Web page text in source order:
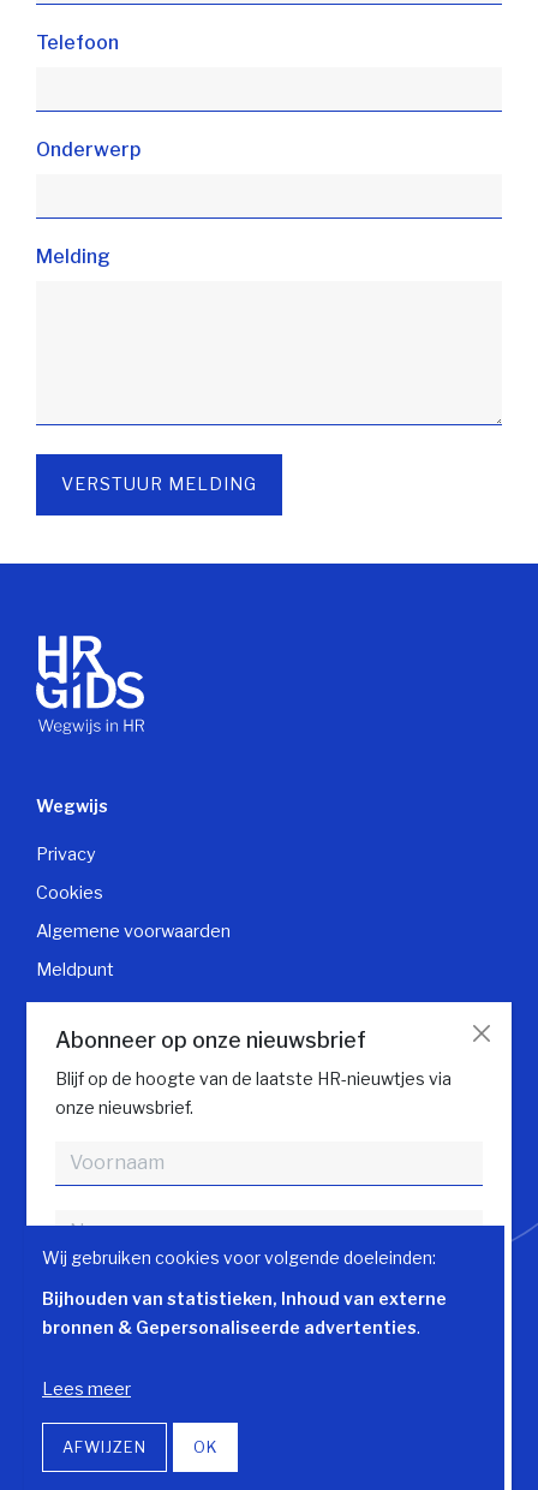
Telefoon
Onderwerp
Melding
VERSTUUR MELDING
Abonneer op onze nieuwsbrief
Blijf op de hoogte van de laatste HR-nieuwtjes via
onze nieuwsbrief.
Wegwijs
Privacy
Cookies
Algemene voorwaarden
Meldpunt
Klantendienst
Contacteer klantendienst
Volg HR gids
© Copyright 2026 | HR-gids • Alle rechten voorbehouden •
Wij gebruiken cookies voor volgende doeleinden:
Bijhouden van statistieken, Inhoud van externe
bronnen & Gepersonaliseerde advertenties.
Lees meer
AFWIJZEN OK